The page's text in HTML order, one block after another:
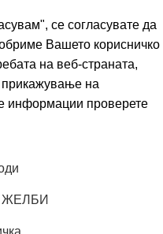
се согласувате да
Вашето корисничко
на веб-страната,
прикажување на
информации проверете
ЖЕЛБИ